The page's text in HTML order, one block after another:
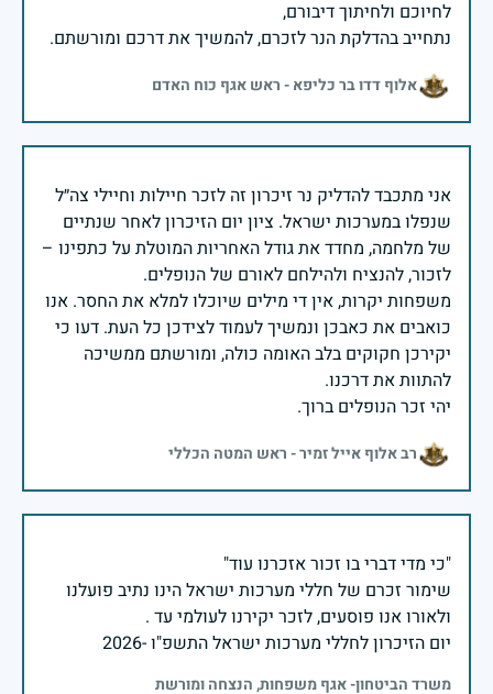
נתחייב בהדלקת הנר לזכרם, להמשיך את דרכם ומורשתם.
אלוף דדו בר כליפא - ראש אגף כוח האדם
אני מתכבד להדליק נר זיכרון זה לזכר חיילות וחיילי צה״ל
שנפלו במערכות ישראל. ציון יום הזיכרון לאחר שנתיים
של מלחמה, מחדד את גודל האחריות המוטלת על כתפינו –
משפחות יקרות, אין די מילים שיוכלו למלא את החסר. אנו
כואבים את כאבכן ונמשיך לעמוד לצידכן כל העת. דעו כי
יקירכן חקוקים בלב האומה כולה, ומורשתם ממשיכה
יהי זכר הנופלים ברוך.
רב אלוף אייל זמיר - ראש המטה הכללי
שימור זכרם של חללי מערכות ישראל הינו נתיב פועלנו
יום הזיכרון לחללי מערכות ישראל התשפ"ו -2026
משרד הביטחון- אגף משפחות, הנצחה ומורשת